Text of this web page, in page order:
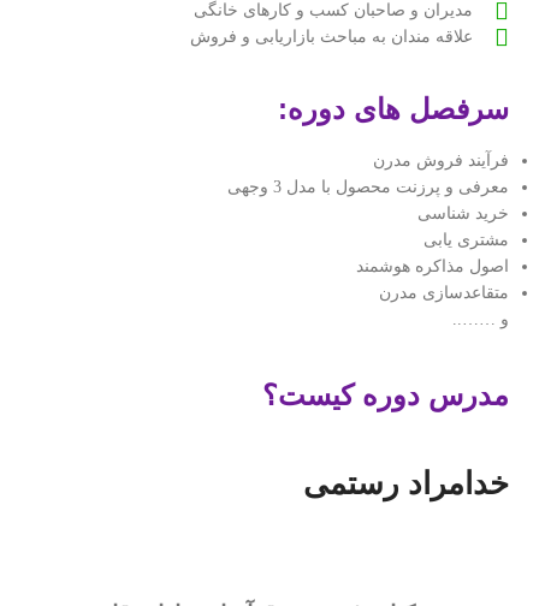
مدیران و صاحبان کسب و کارهای خانگی
علاقه مندان به مباحث بازاریابی و فروش
سرفصل های دوره:
فرآیند فروش مدرن
معرفی و پرزنت محصول با مدل 3 وجهی
خرید شناسی
مشتری یابی
اصول مذاکره هوشمند
متقاعدسازی مدرن
و ……..
مدرس دوره کیست؟
خدامراد رستمی